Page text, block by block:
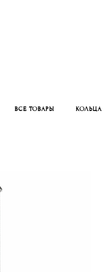
ВСЕ ТОВАРЫ КОЛЬЦА